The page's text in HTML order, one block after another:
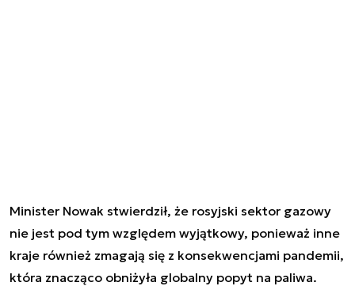
Minister Nowak stwierdził, że rosyjski sektor gazowy
nie jest pod tym względem wyjątkowy, ponieważ inne
kraje również zmagają się z konsekwencjami pandemii,
która znacząco obniżyła globalny popyt na paliwa.